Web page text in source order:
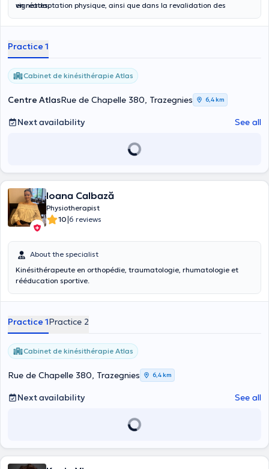
en réadaptation physique, ainsi que dans la revalidation des
vignettes.
Practice 1
Cabinet de kinésithérapie Atlas
Centre AtlasRue de Chapelle 380, Trazegnies 6,4 km
Next availability See all
Ioana Calbază
Physiotherapist
10|6 reviews
About the specialist
Kinésithérapeute en orthopédie, traumatologie, rhumatologie et
rééducation sportive.
Practice 1Practice 2
Cabinet de kinésithérapie Atlas
Rue de Chapelle 380, Trazegnies 6,4 km
Next availability See all